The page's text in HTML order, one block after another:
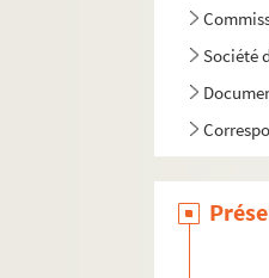
Société